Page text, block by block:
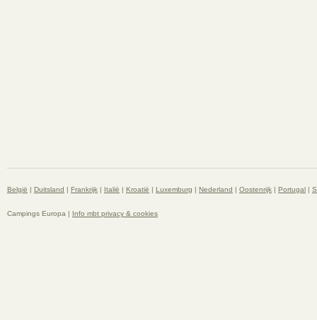
België | Duitsland | Frankrijk | Italië | Kroatië | Luxemburg | Nederland | Oostenrijk | Portugal |
Campings Europa | Info mbt privacy & cookies